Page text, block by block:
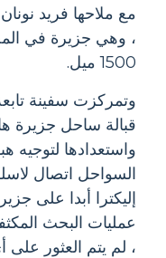
مع ملاحها فريد
، وهي جزيرة في
1500 ميل.
وتمركزت سفينة
قبالة ساحل جزيرة
واستعدادها لتوجيه
السواحل اتصال
إليكترا أبدا على
عمليات البحث
، لم يتم العثور على